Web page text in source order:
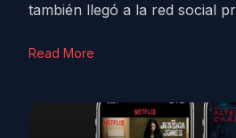
también llegó a la red social
Read More